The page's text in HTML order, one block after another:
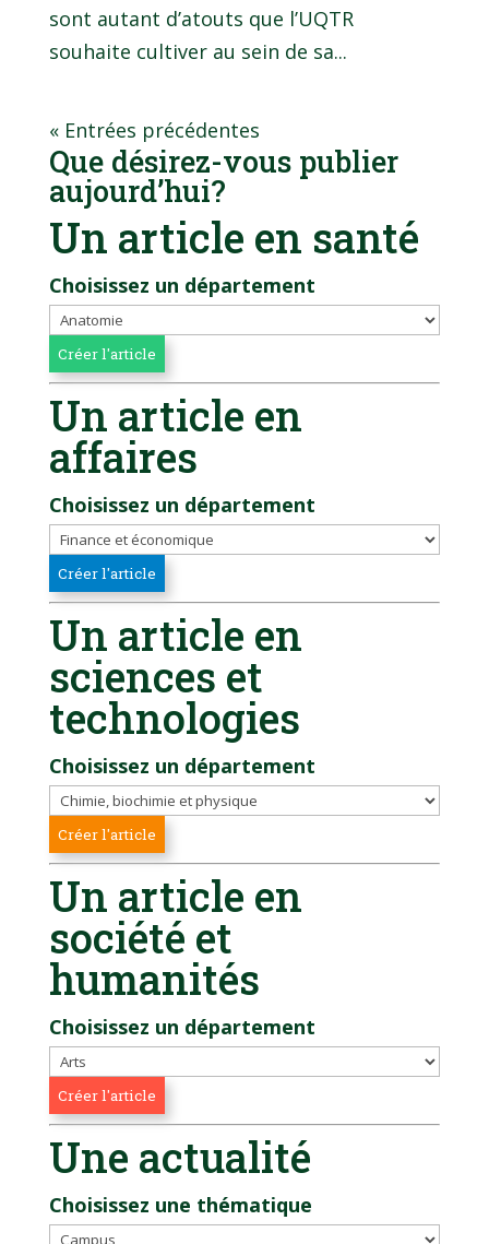
sont autant d’atouts que l’UQTR
souhaite cultiver au sein de sa...
« Entrées précédentes
Que désirez-vous publier
aujourd’hui?
Un article en santé
Choisissez un département
Un article en
affaires
Choisissez un département
Un article en
sciences et
technologies
Choisissez un département
Un article en
société et
humanités
Choisissez un département
Une actualité
Choisissez une thématique